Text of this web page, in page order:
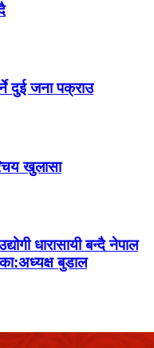
दुई जना पक्राउ
खुलासा
धारासायी बन्दै नेपाल
बुडाल